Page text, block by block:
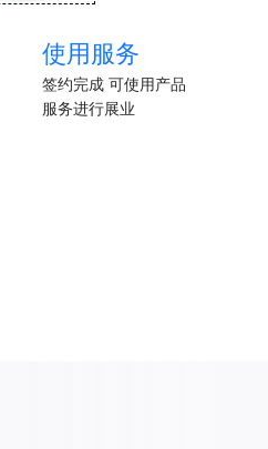
使用服务
签约完成 可使用产品
服务进行展业